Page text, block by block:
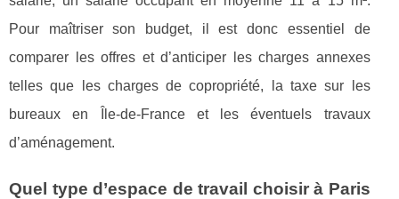
Pour maîtriser son budget, il est donc essentiel de
comparer les offres et d’anticiper les charges annexes
telles que les charges de copropriété, la taxe sur les
bureaux en Île-de-France et les éventuels travaux
d’aménagement.
Quel type d’espace de travail choisir à Paris